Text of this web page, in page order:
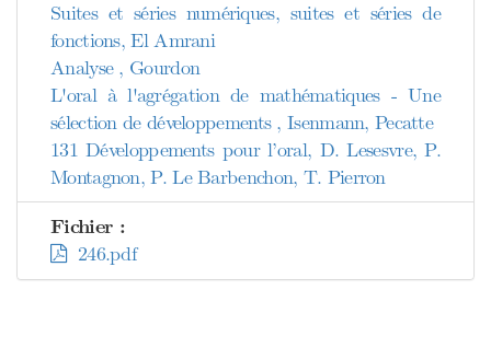
Suites et séries numériques, suites et séries de
fonctions, El Amrani
Analyse , Gourdon
L'oral à l'agrégation de mathématiques - Une
sélection de développements , Isenmann, Pecatte
131 Développements pour l’oral, D. Lesesvre, P.
Montagnon, P. Le Barbenchon, T. Pierron
Fichier :
246.pdf